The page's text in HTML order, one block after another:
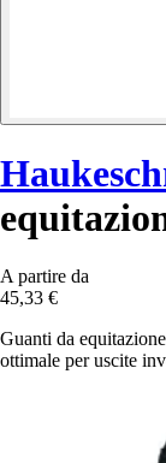
A partire da
45,33 €
Guanti da
ottimale per uscite